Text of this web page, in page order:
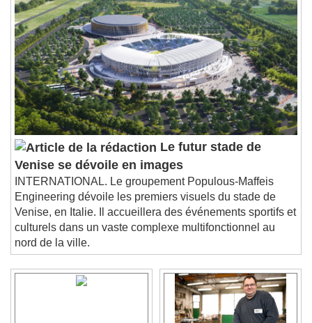
Le futur stade de
Venise se dévoile en images
INTERNATIONAL. Le groupement Populous-Maffeis
Engineering dévoile les premiers visuels du stade de
Venise, en Italie. Il accueillera des événements sportifs et
culturels dans un vaste complexe multifonctionnel au
nord de la ville.